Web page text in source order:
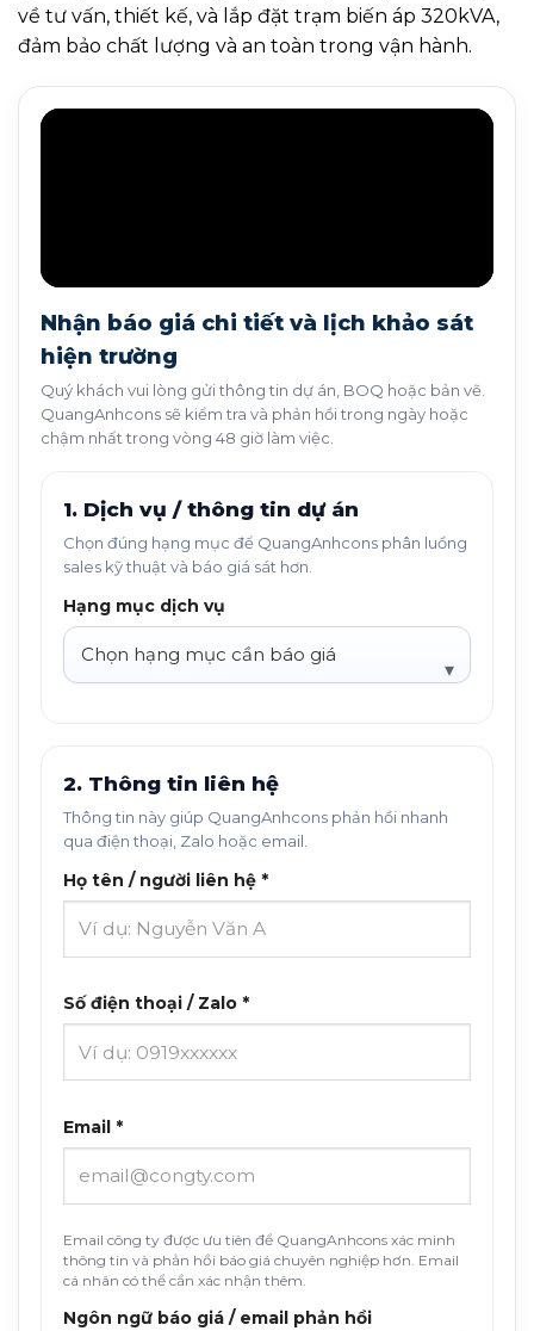
về tư vấn, thiết kế, và lắp đặt trạm biến áp 320kVA,
đảm bảo chất lượng và an toàn trong vận hành.
Nhận báo giá chi tiết và lịch khảo sát
hiện trường
Quý khách vui lòng gửi thông tin dự án, BOQ hoặc bản vẽ.
QuangAnhcons sẽ kiểm tra và phản hồi trong ngày hoặc
chậm nhất trong vòng 48 giờ làm việc.
1. Dịch vụ / thông tin dự án
Chọn đúng hạng mục để QuangAnhcons phân luồng
sales kỹ thuật và báo giá sát hơn.
Hạng mục dịch vụ
2. Thông tin liên hệ
Thông tin này giúp QuangAnhcons phản hồi nhanh
qua điện thoại, Zalo hoặc email.
Họ tên / người liên hệ *
Số điện thoại / Zalo *
Email *
Email công ty được ưu tiên để QuangAnhcons xác minh
thông tin và phản hồi báo giá chuyên nghiệp hơn. Email
cá nhân có thể cần xác nhận thêm.
Ngôn ngữ báo giá / email phản hồi